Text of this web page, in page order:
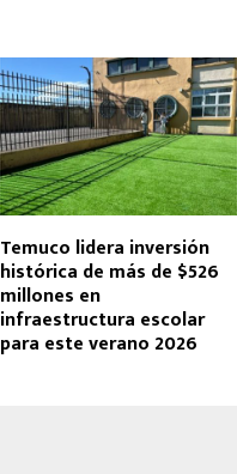
Temuco lidera inversión
histórica de más de $526
millones en
infraestructura escolar
para este verano 2026